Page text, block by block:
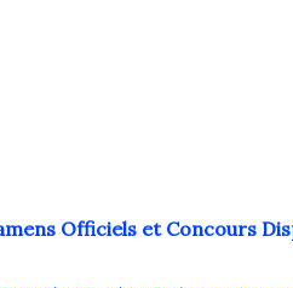
Officiels et Concours